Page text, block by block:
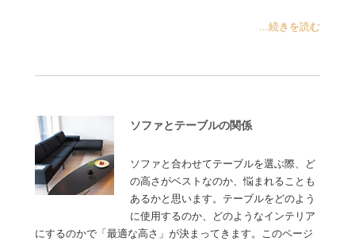
...続きを読む
ソファとテーブルの関係
ソファと合わせてテーブルを選ぶ際、ど
の高さがベストなのか、悩まれることも
あるかと思います。テーブルをどのよう
に使用するのか、どのようなインテリア
にするのかで「最適な高さ」が決まってきます。このページ